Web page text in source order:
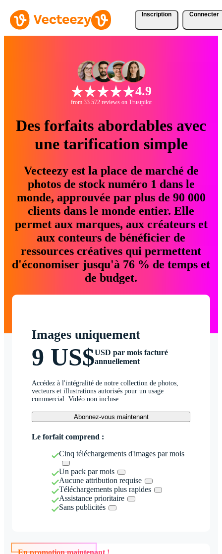
Inscription Connecter
4.9
from 33 572 reviews on Trustpilot
Des forfaits abordables avec
une tarification simple
Vecteezy est la place de marché de
photos de stock numéro 1 dans le
monde, approuvée par plus de 90 000
clients dans le monde entier. Elle
permet aux marques, aux créateurs et
aux conteurs de bénéficier de
ressources créatives qui permettent
d'économiser jusqu'à 76 % de temps et
de budget.
Images uniquement
9 US$USD par mois facturé
annuellement
Accédez à l'intégralité de notre collection de photos,
vecteurs et illustrations autorisés pour un usage
commercial. Vidéo non incluse.
Abonnez-vous maintenant
Le forfait comprend :
Cinq téléchargements d'images par mois
Un pack par mois
Aucune attribution requise
Téléchargements plus rapides
Assistance prioritaire
Sans publicités
En promotion maintenant !